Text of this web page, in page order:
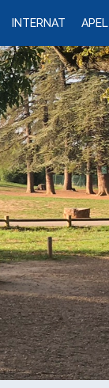
INTERNAT APEL